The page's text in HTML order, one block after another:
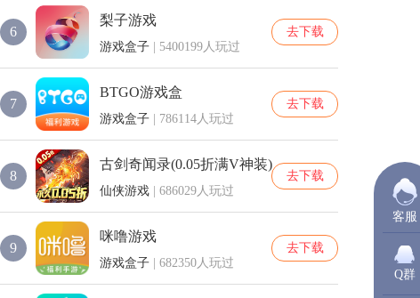
6
梨子游戏
游戏盒子 | 5400199人玩过
去下载
7
BTGO游戏盒
游戏盒子 | 786114人玩过
去下载
8
古剑奇闻录(0.05折满V神装)
仙侠游戏 | 686029人玩过
去下载
9
咪噜游戏
游戏盒子 | 682350人玩过
去下载
客服
Q群